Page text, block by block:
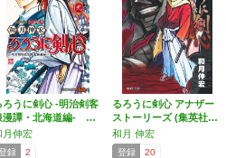
ろうに剣心 -明治剣客
漫譚・北海道編- …
月伸宏
録 2
るろうに剣心 アナザー
ストーリーズ (集英社…
和月 伸宏
登録 20